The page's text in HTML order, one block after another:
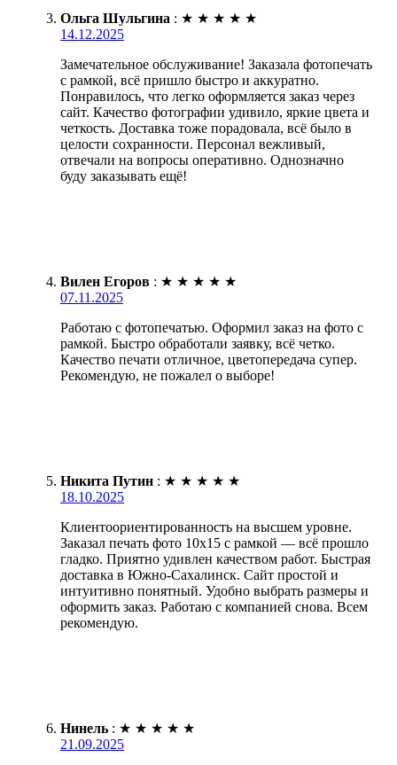
Ольга Шульгина : ★ ★ ★ ★ ★
14.12.2025
Замечательное обслуживание! Заказала фотопечать
с рамкой, всё пришло быстро и аккуратно.
Понравилось, что легко оформляется заказ через
сайт. Качество фотографии удивило, яркие цвета и
четкость. Доставка тоже порадовала, всё было в
целости сохранности. Персонал вежливый,
отвечали на вопросы оперативно. Однозначно
буду заказывать ещё!
Вилен Егоров : ★ ★ ★ ★ ★
07.11.2025
Работаю с фотопечатью. Оформил заказ на фото с
рамкой. Быстро обработали заявку, всё четко.
Качество печати отличное, цветопередача супер.
Рекомендую, не пожалел о выборе!
Никита Путин : ★ ★ ★ ★ ★
18.10.2025
Клиентоориентированность на высшем уровне.
Заказал печать фото 10х15 с рамкой — всё прошло
гладко. Приятно удивлен качеством работ. Быстрая
доставка в Южно-Сахалинск. Сайт простой и
интуитивно понятный. Удобно выбрать размеры и
оформить заказ. Работаю с компанией снова. Всем
рекомендую.
Нинель : ★ ★ ★ ★ ★
21.09.2025